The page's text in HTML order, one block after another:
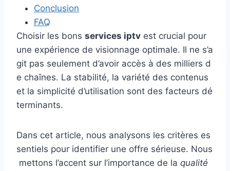
Conclusion
FAQ
Choisir les bons services iptv est crucial pour
une expérience de visionnage optimale. Il ne s’a
git pas seulement d’avoir accès à des milliers d
e chaînes. La stabilité, la variété des contenus
et la simplicité d’utilisation sont des facteurs dé
terminants.
Dans cet article, nous analysons les critères es
sentiels pour identifier une offre sérieuse. Nous
mettons l’accent sur l’importance de la qualité